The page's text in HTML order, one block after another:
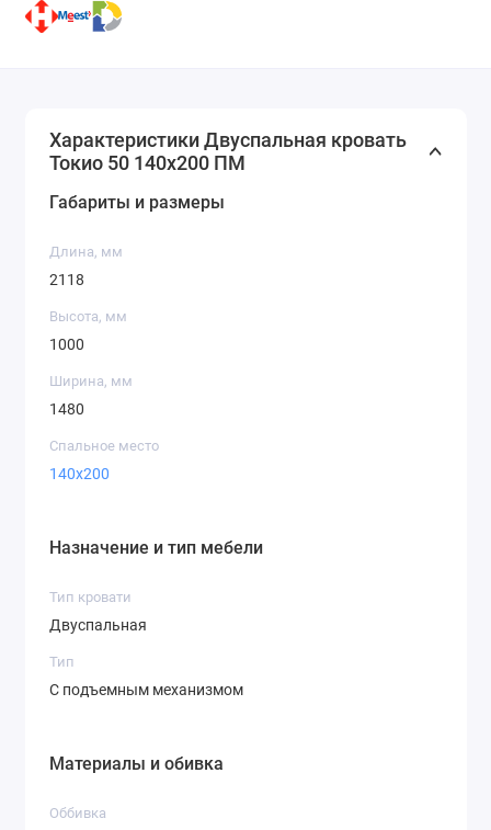
Характеристики Двуспальная кровать
Токио 50 140х200 ПМ
Габариты и размеры
Длина, мм
2118
Высота, мм
1000
Ширина, мм
1480
Спальное место
140х200
Назначение и тип мебели
Тип кровати
Двуспальная
Тип
С подъемным механизмом
Материалы и обивка
Оббивка